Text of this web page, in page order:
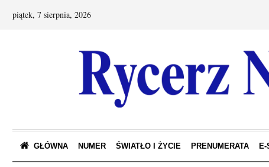
piątek, 7 sierpnia, 2026
GŁÓWNA NUMER ŚWIATŁO I ŻYCIE PRENUMERATA